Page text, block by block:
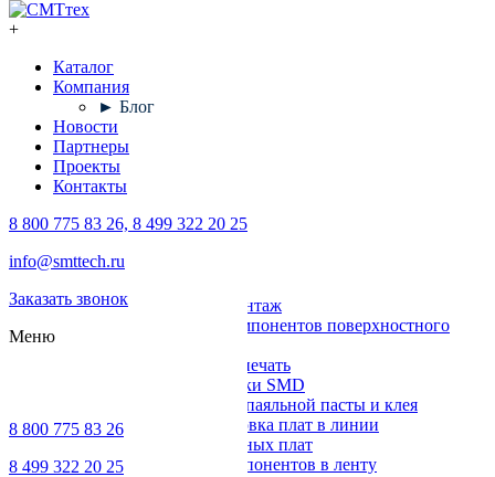
+
Каталог
Компания
► Блог
Новости
Партнеры
Проекты
Контакты
8 800 775 83 26, 8 499 322 20 25
info@smttech.ru
Заказать звонок
Меню
8 800 775 83 26
8 499 322 20 25
Поверхностный монтаж
Установка компонентов поверхностного
Трафаретная печать
Печи для пайки SMD
Дозирование паяльной пасты и клея
Транспортировка плат в линии
Ремонт печатных плат
Упаковка компонентов в ленту